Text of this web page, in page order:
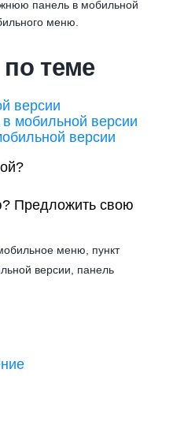
панель в мобильной
меню.
по теме
версии
мобильной версии
версии
Предложить свою
меню, пункт
версии, панель